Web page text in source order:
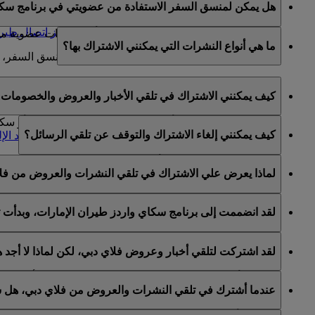
تعديل أي معلومات في الحساب تتعلق بعضوية العضو
يمكنكم تعيين منسق سفر عن طريق الاتصال بمركز اتصال
لمزيد من المعلومات حول شروط وأحكام تعيين منسق
هل يمكن لمنسق السفر الاستفادة من عضويتي في برنامج
منسقو السفر غير مخولين للحصول على أية امتيازات عضوية
ما هي أنواع النشرات التي يمكنني الاشتراك بها؟
أخبار وعروض فلاي دبي
كيف يمكنني الاشتراك في تلقي الأخبار والعروض والخصومات
يمكنكم الاشتراك لتلقي أخبار وعروض طيران الإمارات و/
واردز الخاص بكم والانتقال إلى قسم " إدارة اشتراكات البريد
كيف يمكنني إلغاء الاشتراك والتوقف عن تلقي الرسائل؟
يمكنكم إلغاء الاشتراك في أي وقت عبر رابط إلغاء
طيران الإمارات أو عبر التواصل مع طيران الإمارات أو
لماذا يعرض علي الاشتراك في تلقي النشرات والعروض من
يشمل برنامج الولاء سكاي واردز طيران الإمارات كلا من
لقد انضممت إلى برنامج سكاي واردز طيران الإمارات،
لقد اتيح لكم خيار الاشتراك لتلقي النشرات والعروض من
الخاصة بكم على هذا الأساس.
لقد اشتركت لتلقي أخبار وعروض فلاي دبي، لكن لماذا لا
هذا يعني أن عنوان البريد الإلكتروني المستخدم مرتبط
يرجى تسجيل الدخول إلى حساب سكاي واردز طيران
عندما أشترك في تلقي النشرات والعروض من فلاي دبي، هل